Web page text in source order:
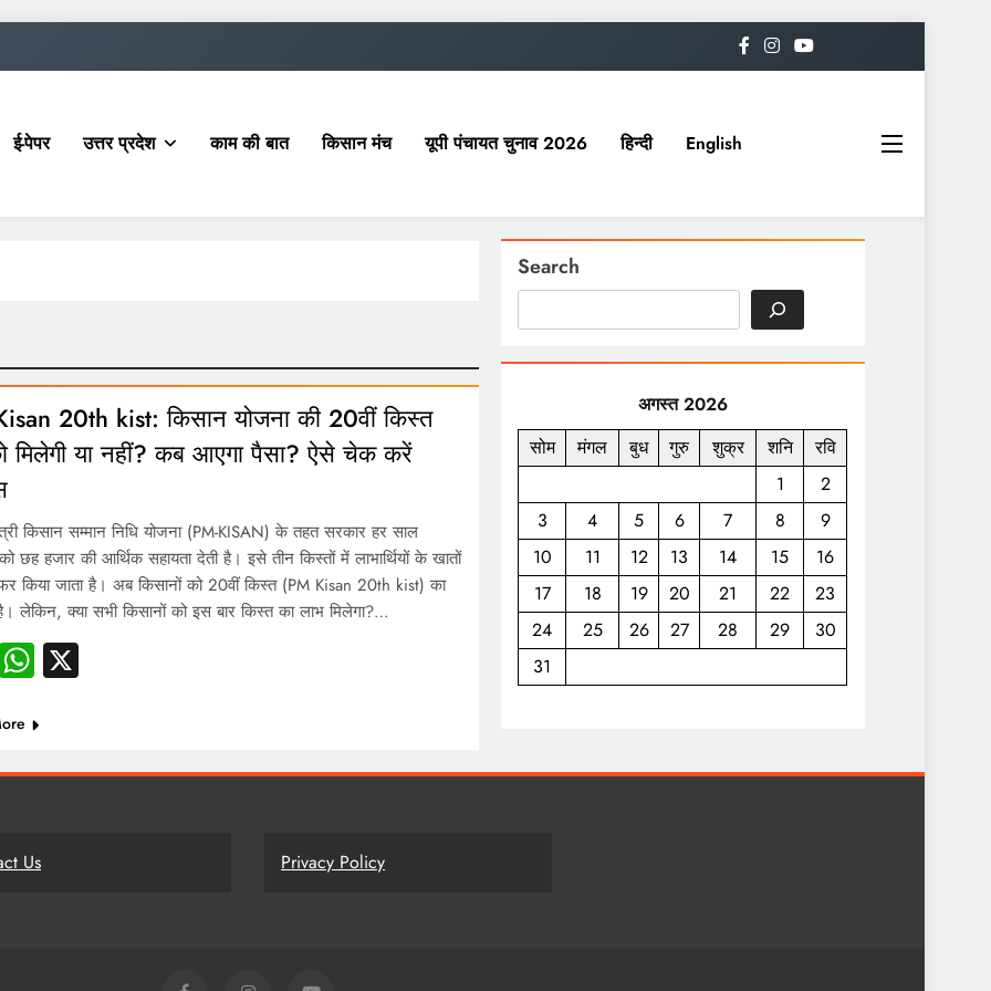
ई-पेपर उत्तर प्रदेश काम की बात किसान मंच यूपी पंचायत चुनाव 2026 हिन्दी English
20th kist: किसान योजना की 20वीं किस्त
मिलेगी या नहीं? कब आएगा पैसा? ऐसे चेक करें
किसान सम्मान निधि योजना (PM-KISAN) के तहत सरकार हर साल
छह हजार की आर्थिक सहायता देती है। इसे तीन किस्तों में लाभार्थियों के खातों
किया जाता है। अब किसानों को 20वीं किस्त (PM Kisan 20th kist) का
लेकिन, क्या सभी किसानों को इस बार किस्त का लाभ मिलेगा?…
WhatsApp
X
Search
अगस्त 2026
सोम
मंगल बुध गुरु शुक्र शनि
रवि
1
2
3
4 5 6 7 8
9
10
11 12 13 14 15
16
17
18 19 20 21 22
23
24
25 26 27 28 29
30
31
Us Privacy Policy